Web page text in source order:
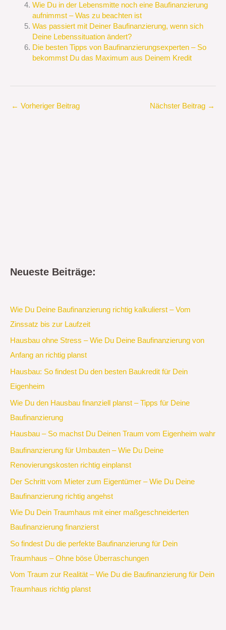
Wie Du in der Lebensmitte noch eine Baufinanzierung
aufnimmst – Was zu beachten ist
Was passiert mit Deiner Baufinanzierung, wenn sich
Deine Lebenssituation ändert?
Die besten Tipps von Baufinanzierungsexperten – So
bekommst Du das Maximum aus Deinem Kredit
← Vorheriger Beitrag Nächster Beitrag →
Neueste Beiträge:
Wie Du Deine Baufinanzierung richtig kalkulierst – Vom
Zinssatz bis zur Laufzeit
Hausbau ohne Stress – Wie Du Deine Baufinanzierung von
Anfang an richtig planst
Hausbau: So findest Du den besten Baukredit für Dein
Eigenheim
Wie Du den Hausbau finanziell planst – Tipps für Deine
Baufinanzierung
Hausbau – So machst Du Deinen Traum vom Eigenheim wahr
Baufinanzierung für Umbauten – Wie Du Deine
Renovierungskosten richtig einplanst
Der Schritt vom Mieter zum Eigentümer – Wie Du Deine
Baufinanzierung richtig angehst
Wie Du Dein Traumhaus mit einer maßgeschneiderten
Baufinanzierung finanzierst
So findest Du die perfekte Baufinanzierung für Dein
Traumhaus – Ohne böse Überraschungen
Vom Traum zur Realität – Wie Du die Baufinanzierung für Dein
Traumhaus richtig planst